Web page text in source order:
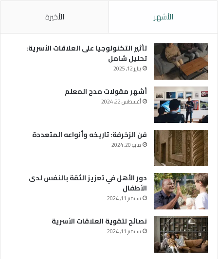
الأشهر الأخيرة
تأثير التكنولوجيا على العلاقات الأسرية:
تحليل شامل
يناير 12, 2025
أشهر مقولات مدح المعلم
أغسطس 22, 2024
فن الزخرفة: تاريخه وأنواعه المتعددة
مايو 20, 2024
دور الأهل في تعزيز الثقة بالنفس لدى
الأطفال
سبتمبر 11, 2024
نصائح لتقوية العلاقات الأسرية
سبتمبر 11, 2024